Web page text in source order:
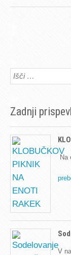
Zadnji
Na
V